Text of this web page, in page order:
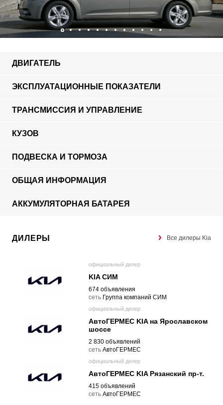
ДВИГАТЕЛЬ
ЭКСПЛУАТАЦИОННЫЕ ПОКАЗАТЕЛИ
ТРАНСМИССИЯ И УПРАВЛЕНИЕ
КУЗОВ
ПОДВЕСКА И ТОРМОЗА
ОБЩАЯ ИНФОРМАЦИЯ
АККУМУЛЯТОРНАЯ БАТАРЕЯ
ДИЛЕРЫ Все дилеры Kia
официальный дилер
KIA СИМ
674 объявления
cеть Группа компаний СИМ
официальный дилер
АвтоГЕРМЕС KIA на Ярославском
шоссе
2 830 объявлений
cеть АвтоГЕРМЕС
официальный дилер
АвтоГЕРМЕС KIA Рязанский пр-т.
415 объявлений
cеть АвтоГЕРМЕС